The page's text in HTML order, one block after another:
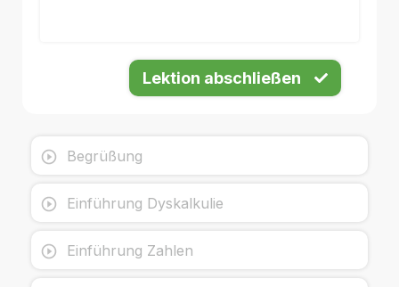
Lektion abschließen
Begrüßung
Einführung Dyskalkulie
Einführung Zahlen